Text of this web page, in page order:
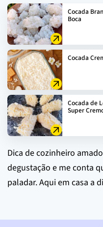
Cocada
Boca
Cocada
Cocada de
Super
Dica de cozinheiro
degustação e me conta
paladar. Aqui em casa a